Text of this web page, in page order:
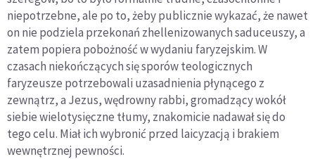
niepotrzebne, ale po to, żeby publicznie wykazać, że nawet
on nie podziela przekonań zhellenizowanych saduceuszy, a
zatem popiera pobożność w wydaniu faryzejskim. W
czasach niekończących się sporów teologicznych
faryzeusze potrzebowali uzasadnienia płynącego z
zewnątrz, a Jezus, wędrowny rabbi, gromadzący wokół
siebie wielotysięczne tłumy, znakomicie nadawał się do
tego celu. Miał ich wybronić przed laicyzacją i brakiem
wewnętrznej pewności.